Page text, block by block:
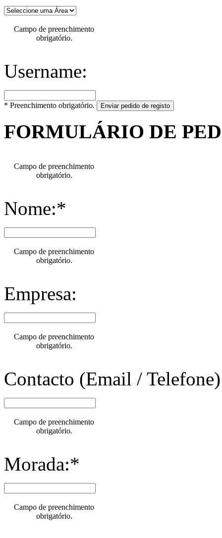
Campo de preenchimento
obrigatório.
Username:
* Preenchimento obrigatório. Enviar pedido de registo
FORMULÁRIO DE
Campo de preenchimento
obrigatório.
Nome:*
Campo de preenchimento
obrigatório.
Empresa:
Campo de preenchimento
obrigatório.
Contacto (Email /
Campo de preenchimento
obrigatório.
Morada:*
Campo de preenchimento
obrigatório.